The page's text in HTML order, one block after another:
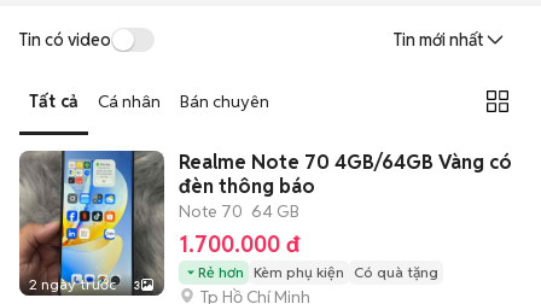
Tin có video Tin mới nhất
Tất cả Cá nhân Bán chuyên
2 ngày trước 3
Realme Note 70 4GB/64GB Vàng có
đèn thông báo
Note 70 64 GB
1.700.000 đ
Rẻ hơn Kèm phụ kiện Có quà tặng
Tp Hồ Chí Minh